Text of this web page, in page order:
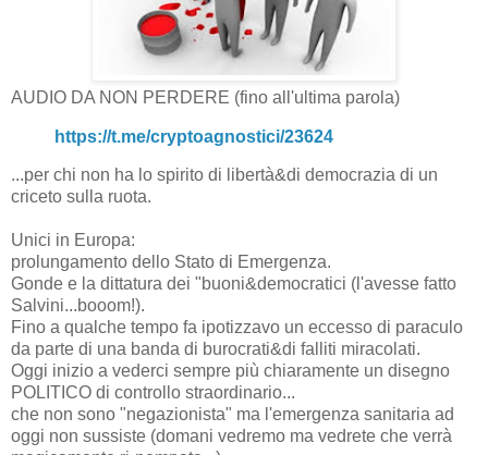
AUDIO DA NON PERDERE (fino all'ultima parola)
https://t.me/cryptoagnostici/23624
...per chi non ha lo spirito di libertà&di democrazia di un
criceto sulla ruota.
Unici in Europa:
prolungamento dello Stato di Emergenza.
Gonde e la dittatura dei "buoni&democratici (l'avesse fatto
Salvini...booom!).
Fino a qualche tempo fa ipotizzavo un eccesso di paraculo
da parte di una banda di burocrati&di falliti miracolati.
Oggi inizio a vederci sempre più chiaramente un disegno
POLITICO di controllo straordinario...
che non sono "negazionista" ma l'emergenza sanitaria ad
oggi non sussiste (domani vedremo ma vedrete che verrà